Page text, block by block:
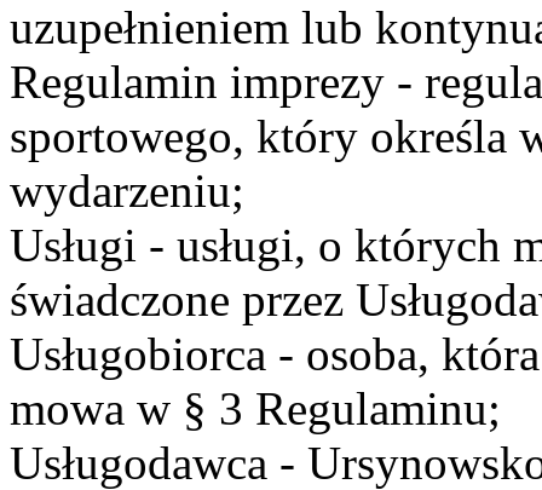
uzupełnieniem lub
Regulamin imprezy -
sportowego, który określa
wydarzeniu;
Usługi - usługi, o których
świadczone przez
Usługobiorca - osoba,
mowa w § 3 Regulaminu;
Usługodawca -